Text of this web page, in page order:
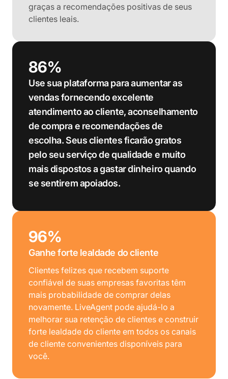
graças a recomendações positivas de seus
clientes leais.
86%
Use sua plataforma para aumentar as
vendas fornecendo excelente
atendimento ao cliente, aconselhamento
de compra e recomendações de
escolha. Seus clientes ficarão gratos
pelo seu serviço de qualidade e muito
mais dispostos a gastar dinheiro quando
se sentirem apoiados.
96%
Ganhe forte lealdade do cliente
Clientes felizes que recebem suporte
confiável de suas empresas favoritas têm
mais probabilidade de comprar delas
novamente. LiveAgent pode ajudá-lo a
melhorar sua retenção de clientes e construir
forte lealdade do cliente em todos os canais
de cliente convenientes disponíveis para
você.